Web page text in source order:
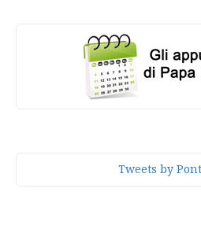
Tweets by